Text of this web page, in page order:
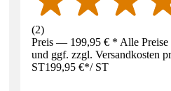
(2)
Preis — 199,95 € * Alle
und ggf. zzgl. Versandkosten
ST199,95 €*/ ST